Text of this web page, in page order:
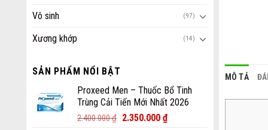
Vô sinh (97)
Xương khớp (14)
SẢN PHẨM NỔI BẬT
Proxeed Men – Thuốc Bổ Tinh
Trùng Cải Tiến Mới Nhất 2026
2.400.000₫ 2.350.000 ₫
MÔ TẢ